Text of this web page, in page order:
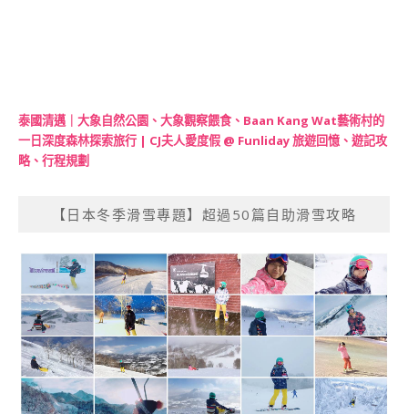
泰國清邁｜大象自然公園、大象觀察餵食、Baan Kang Wat藝術村的
一日深度森林探索旅行 | CJ夫人愛度假 @ Funliday 旅遊回憶、遊記攻
略、行程規劃
【日本冬季滑雪專題】超過50篇自助滑雪攻略